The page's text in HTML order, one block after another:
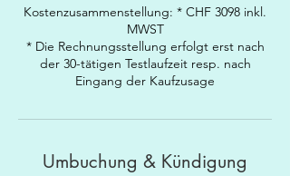
Kostenzusammenstellung: * CHF 3098 inkl.
MWST
* Die Rechnungsstellung erfolgt erst nach
der 30-tätigen Testlaufzeit resp. nach
Eingang der Kaufzusage
Umbuchung & Kündigung